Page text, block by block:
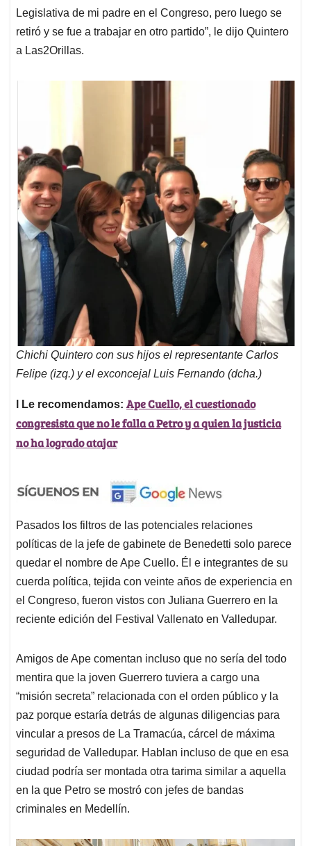
Legislativa de mi padre en el Congreso, pero luego se
retiró y se fue a trabajar en otro partido”, le dijo Quintero
a Las2Orillas.
Chichi Quintero con sus hijos el representante Carlos
Felipe (izq.) y el exconcejal Luis Fernando (dcha.)
l Le recomendamos: Ape Cuello, el cuestionado
congresista que no le falla a Petro y a quien la justicia
no ha logrado atajar
Pasados los filtros de las potenciales relaciones
políticas de la jefe de gabinete de Benedetti solo parece
quedar el nombre de Ape Cuello. Él e integrantes de su
cuerda política, tejida con veinte años de experiencia en
el Congreso, fueron vistos con Juliana Guerrero en la
reciente edición del Festival Vallenato en Valledupar.
Amigos de Ape comentan incluso que no sería del todo
mentira que la joven Guerrero tuviera a cargo una
“misión secreta” relacionada con el orden público y la
paz porque estaría detrás de algunas diligencias para
vincular a presos de La Tramacúa, cárcel de máxima
seguridad de Valledupar. Hablan incluso de que en esa
ciudad podría ser montada otra tarima similar a aquella
en la que Petro se mostró con jefes de bandas
criminales en Medellín.